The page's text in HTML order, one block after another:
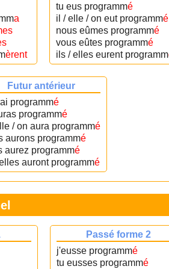
a
èrent
tu eus programmé
il / elle / on eut programmé
nous eûmes programmé
vous eûtes programmé
ils / elles eurent programm
Futur antérieur
programmé
programmé
/ on aura programmé
aurons programmé
aurez programmé
auront programmé
Passé forme 2
j'eusse programmé
tu eusses programmé